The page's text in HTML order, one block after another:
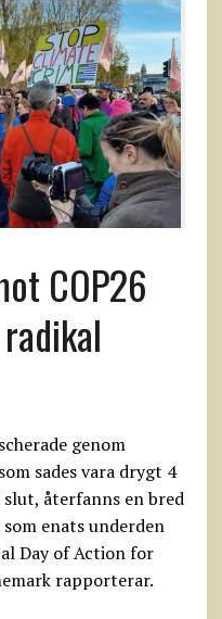
COP26
genom
sades vara drygt 4
återfanns en bred
enats underden
Day of Action for
rapporterar.